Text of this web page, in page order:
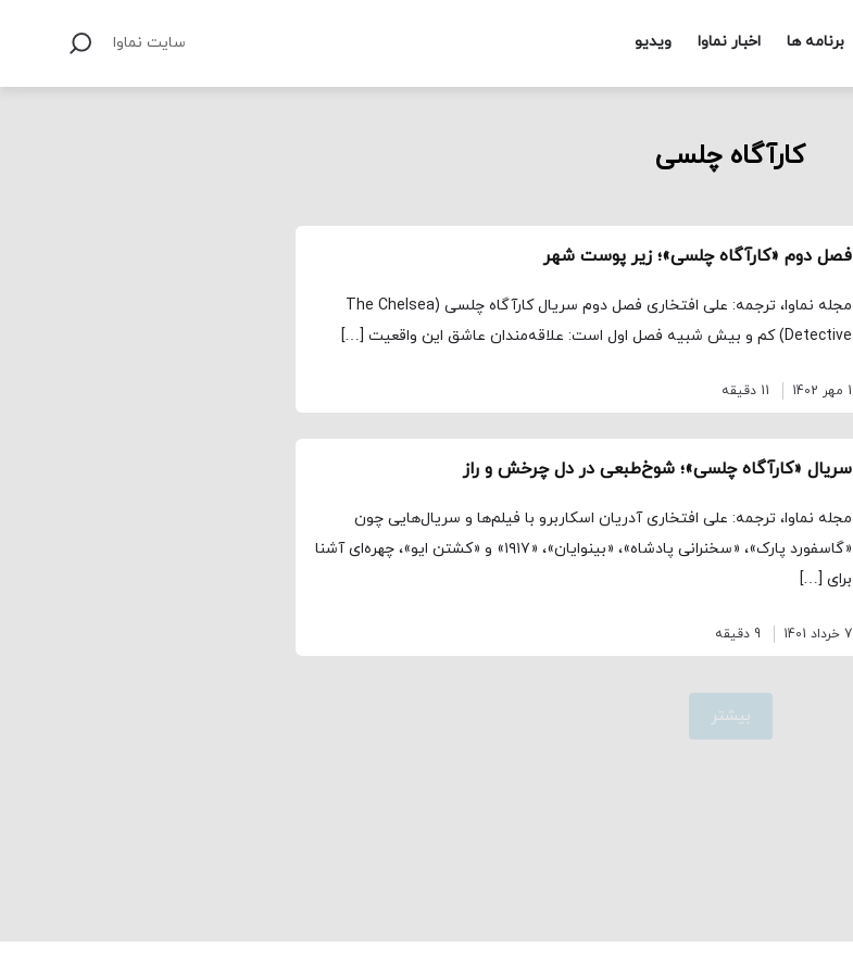
برنامه ها اخبار نماوا ویدیو سایت نماوا
کارآگاه چلسی
فصل دوم «کارآگاه چلسی»؛ زیر پوست شهر
مجله نماوا، ترجمه: علی افتخاری فصل دوم سریال کارآگاه چلسی (The Chelsea
Detective) کم و بیش شبیه فصل اول است: علاقه‌مندان عاشق این واقعیت […]
1 مهر 1402 11 دقیقه
سریال «کارآگاه چلسی»؛ شوخ‌طبعی در دل چرخش‌ و راز
مجله نماوا، ترجمه: علی افتخاری آدریان اسکاربرو با فیلم‌ها و سریال‌هایی چون
«گاسفورد پارک»، «سخنرانی پادشاه»، «بینوایان»، «۱۹۱۷» و «کشتن ایو»، چهره‌ای آشنا
برای […]
7 خرداد 1401 9 دقیقه
بیشتر